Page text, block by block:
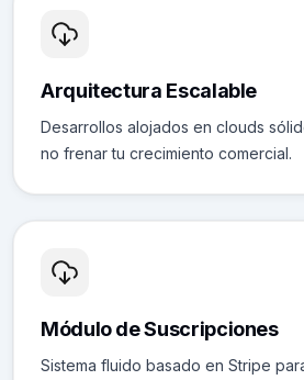
Arquitectura Escalable
Desarrollos alojados en clouds
no frenar tu crecimiento comercial.
Módulo de Suscripciones
Sistema fluido basado en Stripe